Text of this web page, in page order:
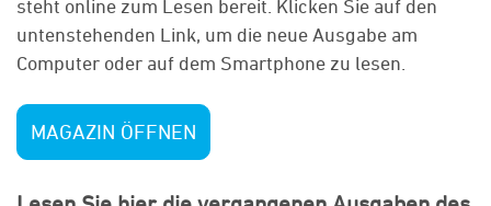
steht online zum Lesen bereit. Klicken Sie auf den
untenstehenden Link, um die neue Ausgabe am
Computer oder auf dem Smartphone zu lesen.
MAGAZIN ÖFFNEN